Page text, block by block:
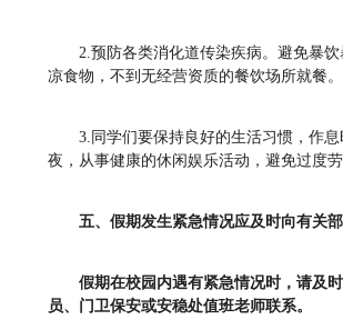
2.预防各类消化道传染疾病。避免暴
凉食物，不到无经营资质的餐饮场所就餐。
3.同学们要保持良好的生活习惯，作
夜，从事健康的休闲娱乐活动，避免过度劳
五、假期发生紧急情况应及时向有关
假期在校园内遇有紧急情况时，请及
员、门卫保安或安稳处值班老师联系。